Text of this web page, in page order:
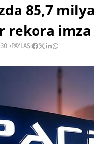
85,7
rekora imza
PAYLAŞ: